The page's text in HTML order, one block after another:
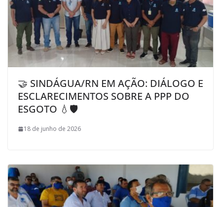
🤝 SINDÁGUA/RN EM AÇÃO: DIÁLOGO E
ESCLARECIMENTOS SOBRE A PPP DO
ESGOTO 💧🛡️
18 de junho de 2026